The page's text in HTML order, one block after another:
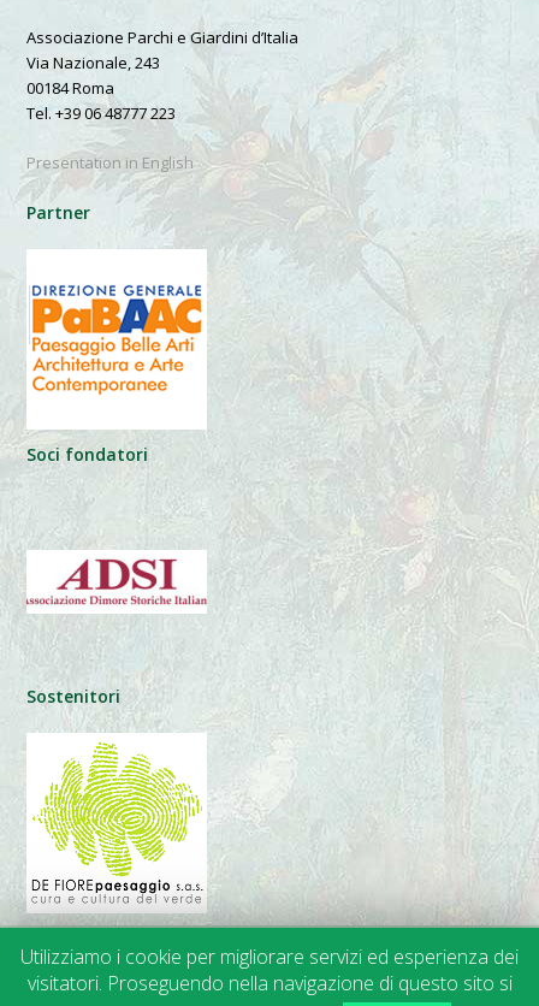
Associazione Parchi e Giardini d’Italia
Via Nazionale, 243
00184 Roma
Tel. +39 06 48777 223
Presentation in English
Partner
Soci fondatori
Sostenitori
© 2014-2024 APGI |Trasparenza • Privacy • Cookies | Web Design
Utilizziamo i cookie per migliorare servizi ed esperienza dei
visitatori. Proseguendo nella navigazione di questo sito si